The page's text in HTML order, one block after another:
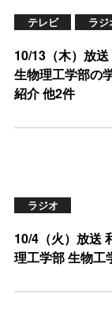
テレビ ラジ
10/13（木）放
生物理工学部の
紹介 他2件
ラジオ
10/4（火）放送
理工学部 生物工